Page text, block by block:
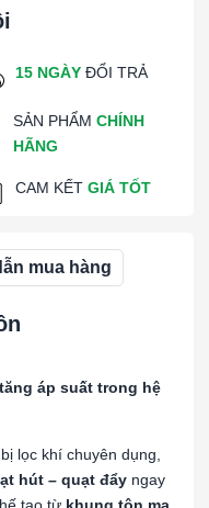
15 NGÀY ĐỔI TRẢ
SẢN PHẨMCHÍNH
HÃNG
CAM KẾT GIÁ TỐT
mua hàng
áp suất trong hệ
lọc khí chuyên dụng,
hút – quạt đẩy ngay